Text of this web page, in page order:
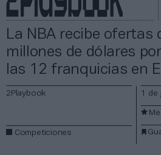
La NBA recibe ofertas
millones de dólares
las 12 franquicias en
2Playbook
Competiciones
1 de